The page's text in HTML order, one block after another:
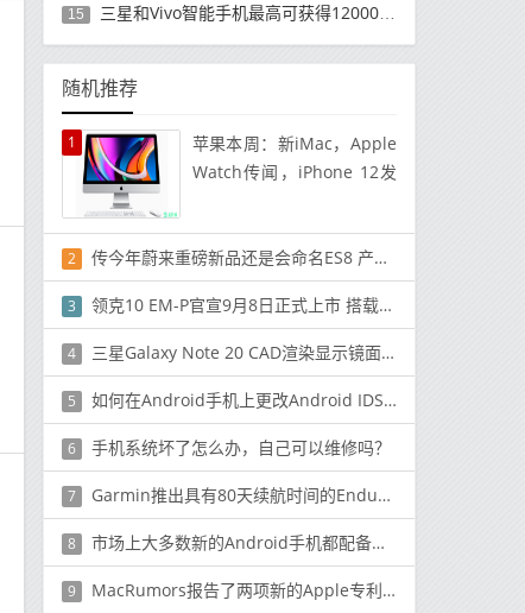
15 三星和Vivo智能手机最高可获得12000卢比的折扣
随机推荐
1
苹果本周：新iMac，Apple
Watch传闻，iPhone 12发
2 传今年蔚来重磅新品还是会命名ES8 产品力不用担心
3 领克10 EM-P官宣9月8日正式上市 搭载神盾金砖电池
4 三星Galaxy Note 20 CAD渲染显示镜面设计，大尺寸显示屏和S20超级相机
5 如何在Android手机上更改Android IDSSN和设备ID
6 手机系统坏了怎么办，自己可以维修吗？
7 Garmin推出具有80天续航时间的Enduro智能手表
8 市场上大多数新的Android手机都配备了红外线冲击波或红外线冲击波
9 MacRumors报告了两项新的Apple专利注册